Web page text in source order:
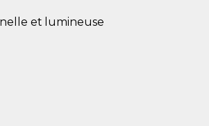
et lumineuse